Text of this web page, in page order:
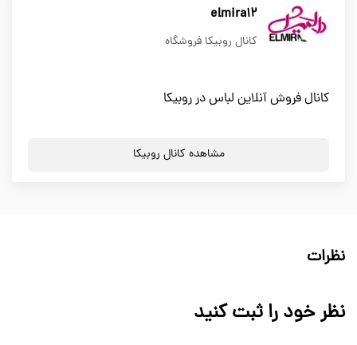
elmira12
کانال روبیکا فروشگاه
کانال فروش آنلاین لباس در روبیکا
مشاهده کانال روبیکا
نظرات
نظر خود را ثبت کنید